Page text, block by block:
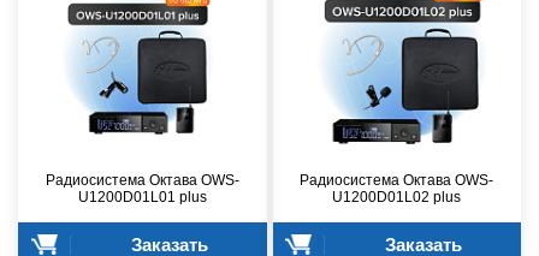
Радиосистема Октава OWS-
U1200D01L01 plus
Заказать
Радиосистема Октава OWS-
U1200D01L02 plus
Заказать